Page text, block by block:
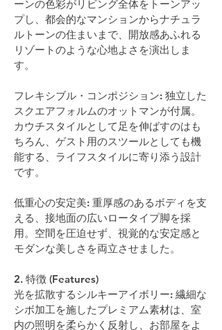
ーンの色彩がリビング全体をトーンアッ
プし、都会的なマンションからナチュラ
ルトーンの住まいまで、開放感あふれる
リゾートのような心地よさを演出しま
す。
フレキシブル・コンポジション: 独立した
スクエアフォルムのオットマンが付属。
カウチスタイルとして足を伸ばすのはも
ちろん、ゲスト用のスツールとしても機
能する、ライフスタイルに寄り添う設計
です。
低重心の安定美: 重厚感のあるボディを支
える、接地面の広いロータイプ脚を採
用。空間を圧迫せず、視覚的な安定感と
モダンな美しさを両立させました。
2. 特徴 (Features)
光を拡散するシルキーアイボリー: 繊細な
シボ加工を施したプレミアム素材は、室
内の照明を柔らかく反射し、お部屋をよ